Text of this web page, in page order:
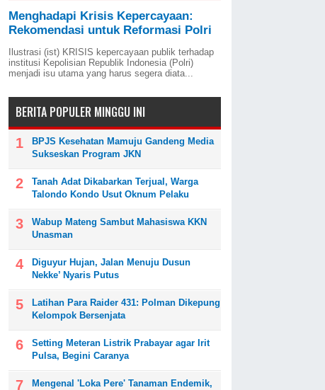
Menghadapi Krisis Kepercayaan:
Rekomendasi untuk Reformasi Polri
Ilustrasi (ist) KRISIS kepercayaan publik terhadap
institusi Kepolisian Republik Indonesia (Polri)
menjadi isu utama yang harus segera diata...
BERITA POPULER MINGGU INI
BPJS Kesehatan Mamuju Gandeng Media
Sukseskan Program JKN
Tanah Adat Dikabarkan Terjual, Warga
Talondo Kondo Usut Oknum Pelaku
Wabup Mateng Sambut Mahasiswa KKN
Unasman
Diguyur Hujan, Jalan Menuju Dusun
Nekke’ Nyaris Putus
Latihan Para Raider 431: Polman Dikepung
Kelompok Bersenjata
Setting Meteran Listrik Prabayar agar Irit
Pulsa, Begini Caranya
Mengenal 'Loka Pere' Tanaman Endemik,